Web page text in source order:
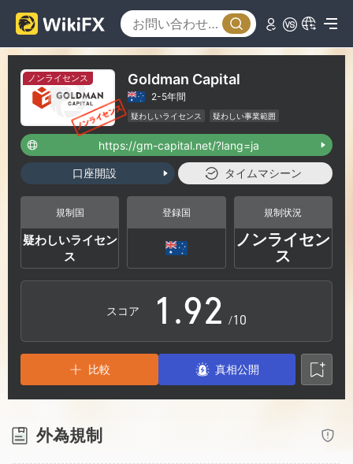
ノンライセンス Goldman Capital
2-5年間
疑わしいライセンス
疑わしい事業範囲
ハイリスクレベル
https://gm-capital.net/?lang=ja
口座開設 タイムマシーン
規制国
疑わしいライセン
ス
登録国 規制状況
ノンライセン
ス
スコア
0
1
2
3
.
3
4
5
6
7
8
9
0
1
2
3
4
/10
比較 真相公開
外為規制